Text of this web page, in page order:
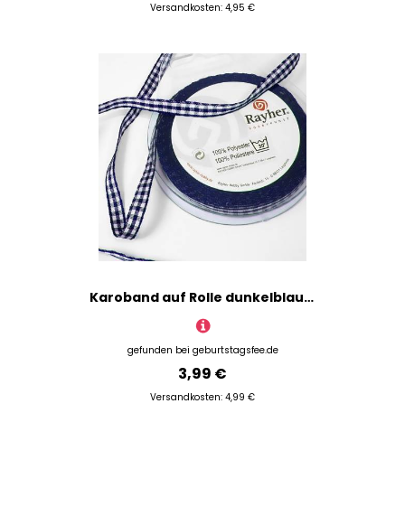
Versandkosten: 4,95 €
Karoband auf Rolle dunkelblau, 10m lang und 6,3mm breit, 100% Polyester
gefunden bei geburtstagsfee.de
3,99 €
Versandkosten: 4,99 €